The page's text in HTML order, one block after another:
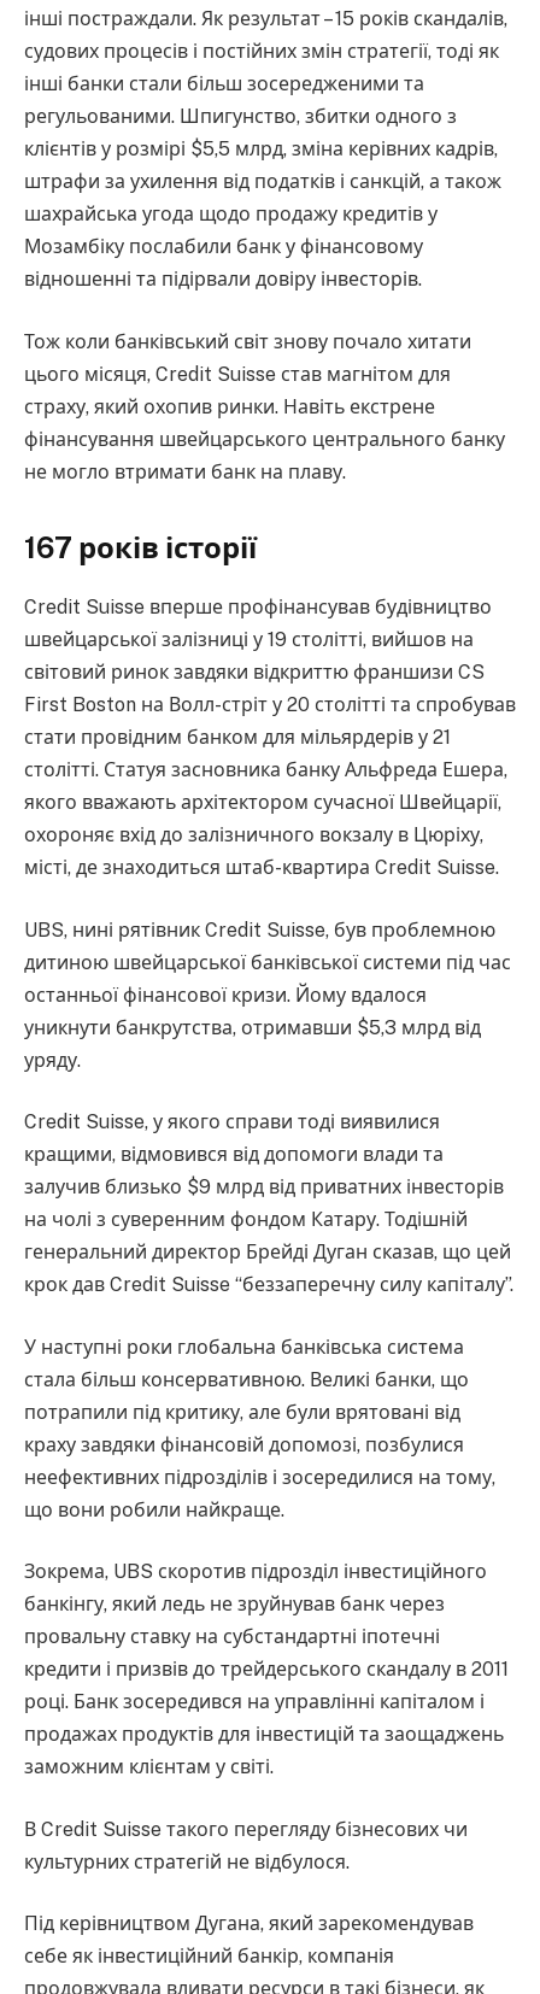
інші постраждали. Як результат – 15 років скандалів,
судових процесів і постійних змін стратегії, тоді як
інші банки стали більш зосередженими та
регульованими. Шпигунство, збитки одного з
клієнтів у розмірі $5,5 млрд, зміна керівних кадрів,
штрафи за ухилення від податків і санкцій, а також
шахрайська угода щодо продажу кредитів у
Мозамбіку послабили банк у фінансовому
відношенні та підірвали довіру інвесторів.
Тож коли банківський світ знову почало хитати
цього місяця, Credit Suisse став магнітом для
страху, який охопив ринки. Навіть екстрене
фінансування швейцарського центрального банку
не могло втримати банк на плаву.
167 років історії
Credit Suisse вперше профінансував будівництво
швейцарської залізниці у 19 столітті, вийшов на
світовий ринок завдяки відкриттю франшизи CS
First Boston на Волл-стріт у 20 столітті та спробував
стати провідним банком для мільярдерів у 21
столітті. Статуя засновника банку Альфреда Ешера,
якого вважають архітектором сучасної Швейцарії,
охороняє вхід до залізничного вокзалу в Цюріху,
місті, де знаходиться штаб-квартира Credit Suisse.
UBS, нині рятівник Credit Suisse, був проблемною
дитиною швейцарської банківської системи під час
останньої фінансової кризи. Йому вдалося
уникнути банкрутства, отримавши $5,3 млрд від
уряду.
Credit Suisse, у якого справи тоді виявилися
кращими, відмовився від допомоги влади та
залучив близько $9 млрд від приватних інвесторів
на чолі з суверенним фондом Катару. Тодішній
генеральний директор Брейді Дуган сказав, що цей
крок дав Credit Suisse “беззаперечну силу капіталу”.
У наступні роки глобальна банківська система
стала більш консервативною. Великі банки, що
потрапили під критику, але були врятовані від
краху завдяки фінансовій допомозі, позбулися
неефективних підрозділів і зосередилися на тому,
що вони робили найкраще.
Зокрема, UBS скоротив підрозділ інвестиційного
банкінгу, який ледь не зруйнував банк через
провальну ставку на субстандартні іпотечні
кредити і призвів до трейдерського скандалу в 2011
році. Банк зосередився на управлінні капіталом і
продажах продуктів для інвестицій та заощаджень
заможним клієнтам у світі.
В Credit Suisse такого перегляду бізнесових чи
культурних стратегій не відбулося.
Під керівництвом Дугана, який зарекомендував
себе як інвестиційний банкір, компанія
продовжувала вливати ресурси в такі бізнеси, як